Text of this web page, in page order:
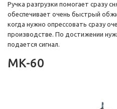
Ручка разгрузки помогает сразу
обеспечивает очень быстрый
когда нужно опрессовать сразу
производстве. По достижении
подается сигнал.
MK-60